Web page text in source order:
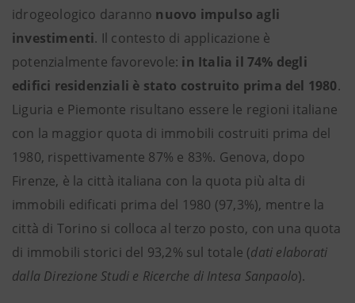
idrogeologico daranno nuovo impulso agli
investimenti. Il contesto di applicazione è
potenzialmente favorevole: in Italia il 74% degli
edifici residenziali è stato costruito prima del 1980.
Liguria e Piemonte risultano essere le regioni italiane
con la maggior quota di immobili costruiti prima del
1980, rispettivamente 87% e 83%. Genova, dopo
Firenze, è la città italiana con la quota più alta di
immobili edificati prima del 1980 (97,3%), mentre la
città di Torino si colloca al terzo posto, con una quota
di immobili storici del 93,2% sul totale (dati elaborati
dalla Direzione Studi e Ricerche di Intesa Sanpaolo).